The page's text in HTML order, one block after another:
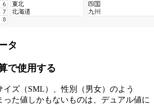
タ
で使用する
ズ（SML）、性別（男女）のよう
った値しかもないものは、デュアル値に